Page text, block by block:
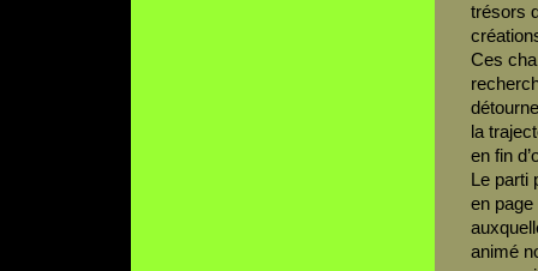
trésors
Ces
la
en fin
Le parti
en
animé